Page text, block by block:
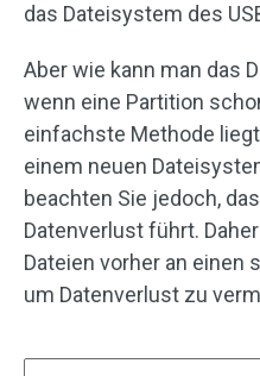
das Dateisystem des
Aber wie kann man das
wenn eine Partition
einfachste Methode
einem neuen
beachten Sie jedoch,
Datenverlust führt.
Dateien vorher an einen
um Datenverlust zu